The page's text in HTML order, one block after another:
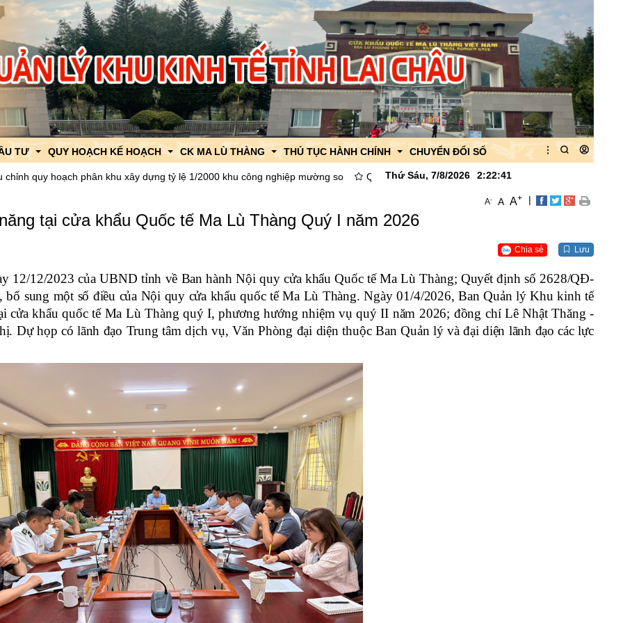
luật
TƯ
hút đầu tư
đầu tư
QUY HOẠCH KẾ HOẠCH
Khu Kinh tế CK Ma Lù ThàngQuy hoạch chung xây dựng
Quy hoạch chi tiết xây dựng
Quy hoạch, kế hoạch sử dụng đất
Quy hoạch chi tiết
CK MA LÙ THÀNG
Hỗ trợ thông quan
THỦ TỤC HÀNH CHÍNH
TTHC của CK Ma Lù Thàng
CHUYỂN ĐỔI SỐ
phân khu xây dựng tỷ lệ 1/2000 khu công nghiệp mường so Quyết định Về việc công bố danh mục thủ tục hành chính được thay
Thứ Sáu, 7/8/2026 2:22:43
A- A A+ |
tại cửa khẩu Quốc tế Ma Lù Thàng Quý I năm 2026
Chia sẻ Lưu
12/12/2023 của UBND tỉnh về Ban hành Nội quy cửa khẩu Quốc tế Ma Lù Thàng; Quyết định số 2628/QĐ-
sung một số điều của Nội quy cửa khẩu quốc tế Ma Lù Thàng. Ngày 01/4/2026, Ban Quản lý Khu kinh tế
cửa khẩu quốc tế Ma Lù Thàng quý I, phương hướng nhiệm vụ quý II năm 2026; đồng chí Lê Nhật Thăng -
Dự họp có lãnh đạo Trung tâm dịch vụ, Văn Phòng đại diện thuộc Ban Quản lý và đại diện lãnh đạo các lực